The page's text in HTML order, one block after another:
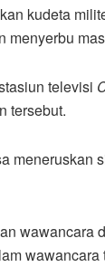
kudeta
menyerbu
televisi
tersebut.
meneruskan
wawancara